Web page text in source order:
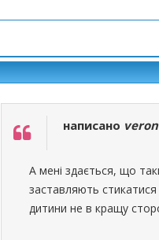
написано
А мені здається, що
заставляють
дитини не в кращу